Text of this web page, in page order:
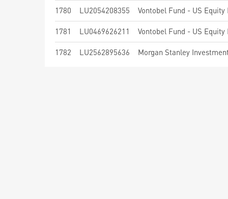
1780 LU2054208355 Vontobel Fund - US Equity
1781 LU0469626211 Vontobel Fund - US Equity
1782 LU2562895636